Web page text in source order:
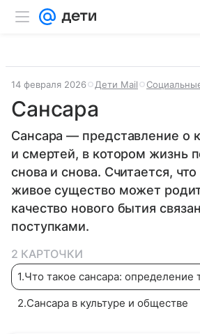
14 февраля 2026 Дети Mail
Сансара
Сансара — представление о
и смертей, в котором жизнь
снова и снова. Считается,
живое существо может
качество нового бытия
поступками.
2 КАРТОЧКИ
1.Что такое сансара: определение
2.Сансара в культуре и обществе